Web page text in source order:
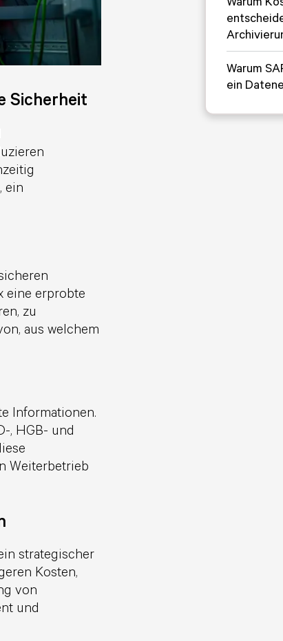
Sicherheit
ein
eine erprobte
zu
aus welchem
Informationen.
, HGB- und
Weiterbetrieb
strategischer
Kosten,
von
und
Warum
ein